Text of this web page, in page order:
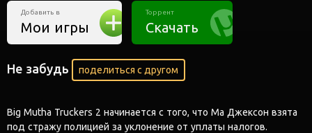
Добавить в
Мои игры
Торрент
Скачать
Не забудь поделиться с другом
Big Mutha Truckers 2 начинается с того, что Ма Джексон взята
под стражу полицией за уклонение от уплаты налогов.